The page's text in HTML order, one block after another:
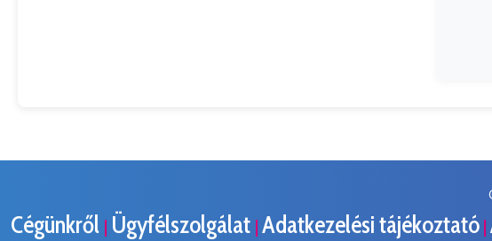
Cégünkről | Ügyfélszolgálat | Adatkezelési tájékoztató |